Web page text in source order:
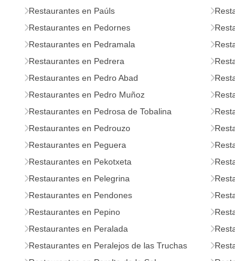
Restaurantes en Paúls
Restaurantes en Pedornes
Restaurantes en Pedramala
Restaurantes en Pedrera
Restaurantes en Pedro Abad
Restaurantes en Pedro Muñoz
Restaurantes en Pedrosa de Tobalina
Restaurantes en Pedrouzo
Restaurantes en Peguera
Restaurantes en Pekotxeta
Restaurantes en Pelegrina
Restaurantes en Pendones
Restaurantes en Pepino
Restaurantes en Peralada
Restaurantes en Peralejos de las Truchas